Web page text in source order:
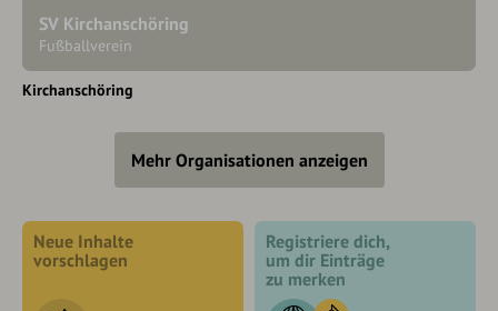
SV Kirchanschöring
Fußballverein
Kirchanschöring
Mehr Organisationen anzeigen
Neue Inhalte
vorschlagen
Registriere dich,
um dir Einträge
zu merken